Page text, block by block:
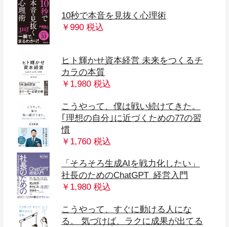
10秒で本音を見抜く心理術
￥990 税込
ヒト輝かせ資本経営 未来をつくるチ
カラの本質
￥1,980 税込
こうやって、僕は戦い続けてきた。
｢理想の自分｣に近づくための77の習
慣
￥1,760 税込
「そろそろ生成AIを戦力化したい」
社長のためのChatGPT 経営入門
￥1,980 税込
こうやって、すぐに動ける人にな
る。 気づけば、ラクに成果が出てる